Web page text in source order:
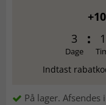
3
Dage
Indtast
På lager.